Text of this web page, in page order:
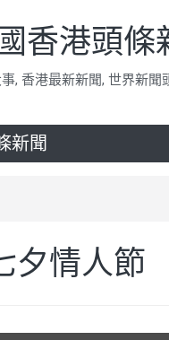
香港頭條
, 香港最新新聞, 世界新聞
新聞
夕情人節